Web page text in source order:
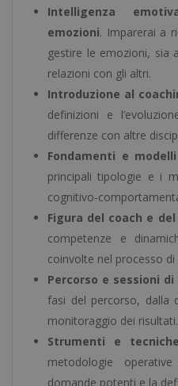
Intelligenza
emozioni. Imparerai a
gestire le emozioni, sia
relazioni con gli altri.
Introduzione al
definizioni e
differenze con altre
Fondamenti e
principali tipologie e i
cognitivo-
Figura del coach e
competenze e
coinvolte nel processo di
Percorso e sessioni di
fasi del percorso, dalla
monitoraggio dei risultati.
Strumenti e
metodologie
domande potenti e la